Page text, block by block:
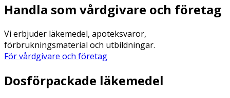
Handla som vårdgivare och företag
Vi erbjuder läkemedel, apoteksvaror,
förbrukningsmaterial och utbildningar.
För vårdgivare och företag
Dosförpackade läkemedel